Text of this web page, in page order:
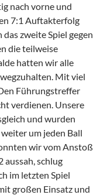
nach vorne und
7:1 Auftakterfolg
zweite Spiel gegen
die teilweise
hatten wir alle
Mit viel
Führungstreffer
verdienen. Unsere
und wurden
um jeden Ball
wir vom Anstoß
aussah, schlug
im letzten Spiel
großen Einsatz und